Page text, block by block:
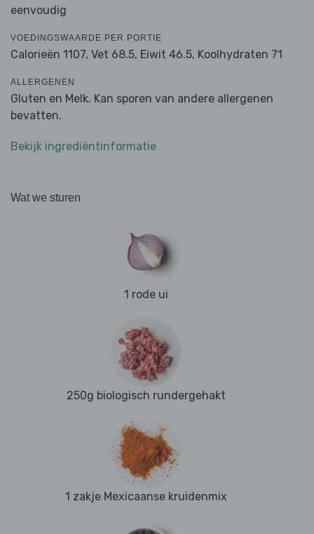
eenvoudig
VOEDINGSWAARDE PER PORTIE
Calorieën 1107, Vet 68.5, Eiwit 46.5, Koolhydraten 71
ALLERGENEN
Gluten en Melk. Kan sporen van andere allergenen
bevatten.
Bekijk ingrediëntinformatie
Wat we sturen
1 rode ui
250g biologisch rundergehakt
1 zakje Mexicaanse kruidenmix